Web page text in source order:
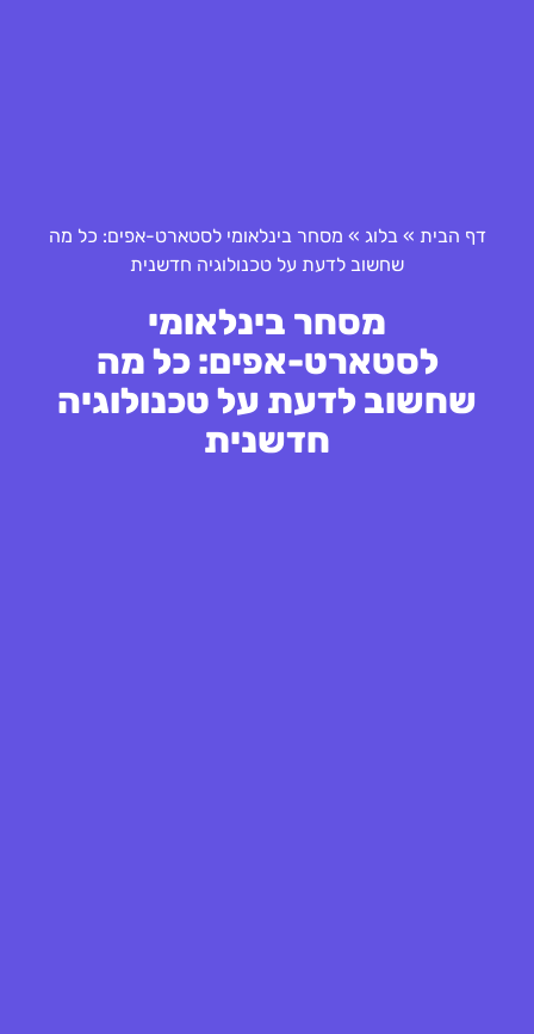
דף הבית »בלוג » מסחר בינלאומי לסטארט-אפים: כל מה
שחשוב לדעת על טכנולוגיה חדשנית
מסחר בינלאומי
לסטארט-אפים: כל מה
שחשוב לדעת על טכנולוגיה
חדשנית